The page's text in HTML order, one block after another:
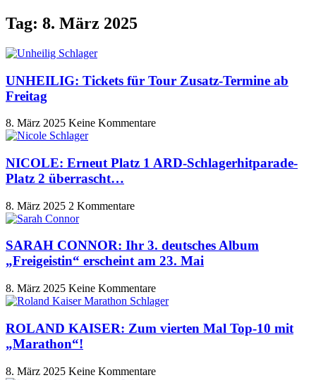
Tag: 8. März 2025
UNHEILIG: Tickets für Tour Zusatz-Termine ab
Freitag
8. März 2025 Keine Kommentare
NICOLE: Erneut Platz 1 ARD-Schlagerhitparade-
Platz 2 überrascht…
8. März 2025 2 Kommentare
SARAH CONNOR: Ihr 3. deutsches Album
„Freigeistin“ erscheint am 23. Mai
8. März 2025 Keine Kommentare
ROLAND KAISER: Zum vierten Mal Top-10 mit
„Marathon“!
8. März 2025 Keine Kommentare